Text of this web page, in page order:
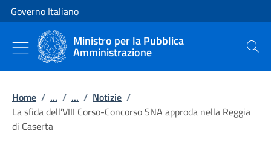
Vai al contenuto
Vai alla navigazione del sito
Governo Italiano
Ministro per la Pubblica
Amministrazione Cerca
Home / ... / ... / Notizie /
La sfida dell’VIII Corso-Concorso SNA approda nella Reggia
di Caserta